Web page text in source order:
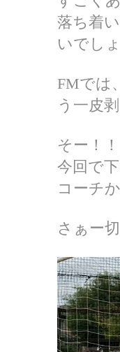
落ち着
いでし
FMでは
う一皮
そー！！
今回で
コーチ
さぁー